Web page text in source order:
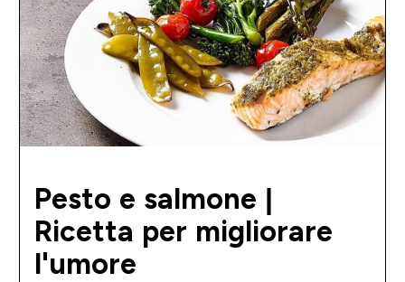
Pesto e salmone |
Ricetta per migliorare
l'umore